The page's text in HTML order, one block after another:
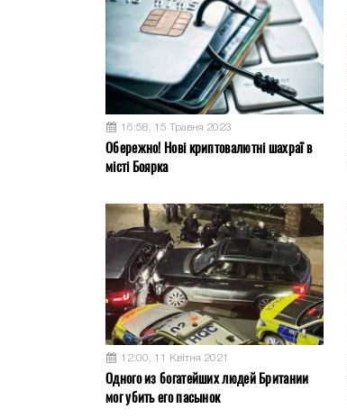
16:58, 15 Травня 2023
Обережно! Нові криптовалютні шахраї в
місті Боярка
12:00, 11 Квітня 2021
Одного из богатейших людей Британии
мог убить его пасынок